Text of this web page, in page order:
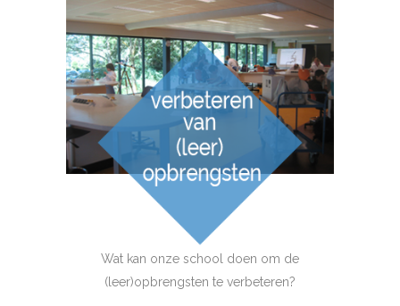
Wat kan onze school doen om de
(leer)opbrengsten te verbeteren?